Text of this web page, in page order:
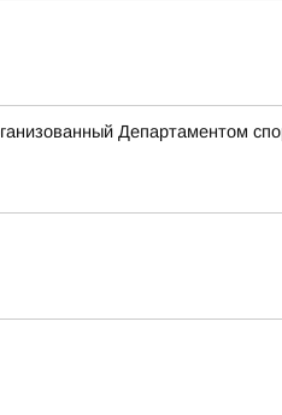
Департаментом